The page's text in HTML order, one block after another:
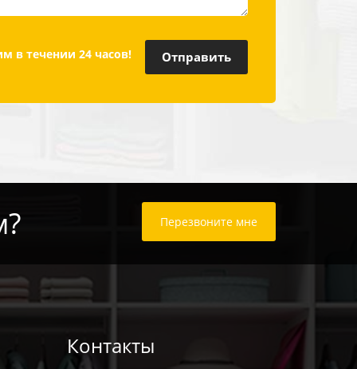
в течении 24 часов!
Перезвоните мне
Контакты